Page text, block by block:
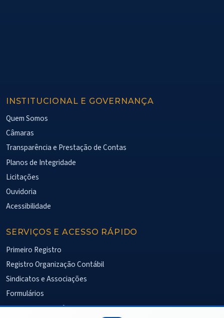
INSTITUCIONAL E GOVERNANÇA
Quem Somos
Câmaras
Transparência e Prestação de Contas
Planos de Integridade
Licitações
Ouvidoria
Acessibilidade
SERVIÇOS E ACESSO RÁPIDO
Primeiro Registro
Registro Organização Contábil
Sindicatos e Associações
Formulários
Fiscalização Eletrônica